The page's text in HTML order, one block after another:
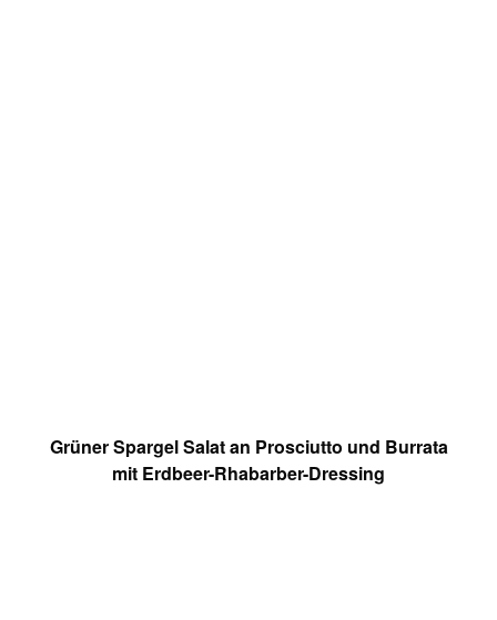
Grüner Spargel Salat an Prosciutto und Burrata
mit Erdbeer-Rhabarber-Dressing